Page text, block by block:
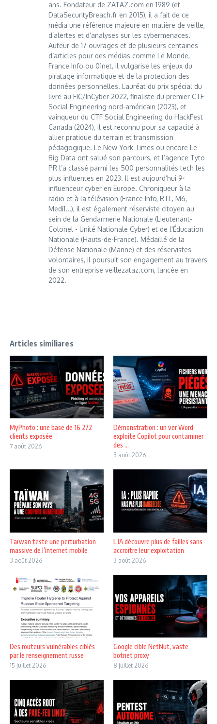
ans. Fondateur de ZATAZ.com en 1989 (et
DataSecurityBreach.fr en 2015), il a fait de ce
média une référence majeure en matière de veille,
d’alertes et d’analyses sur les cybermenaces.
Auteur de 17 ouvrages et de plusieurs centaines
d’articles pour des médias comme Le Monde,
France Info ou 01net, il vulgarise les enjeux du
piratage informatique et de la protection des
données personnelles. Lauréat du prix spécial du
livre au FIC/InCyber 2022, finaliste du premier CTF
Social Engineering nord-américain (2023), et
vainqueur du CTF Social Engineering du HackFest
Canada (2024), il est reconnu pour sa capacité à
allier pratique du terrain et transmission
pédagogique. Le New York Times ou encore Le
Big Data ont salué son parcours, et l’agence Tyto
PR l’a classé parmi les 500 personnalités tech les
plus influentes en 2023. Il est aujourd’hui 9ᵉ
influenceur cyber en Europe. Chroniqueur à la
radio et à la télévision (France Info, RTL, M6,
Medi1...), il est également réserviste citoyen au
sein de la Gendarmerie Nationale (Lieutenant-
Colonel - Unité Nationale Cyber) et de l'Éducation
Nationale (Hauts-de-France). Médaillé de la
Défense Nationale (Marine) et des réservistes
volontaires, il poursuit son engagement au travers
de son entreprise veillezataz.com, lancée en
2022.
Articles similiares
MyPhoto : une base de 16 272
clients exposée
7 août 2026
Démonstration : un ver Word
exploite Copilot pour contaminer
des ...
3 août 2026
Taïwan teste une perturbation
massive de l’internet mobile
3 août 2026
L’IA découvre plus de failles sans
accroître leur exploitation
3 août 2026
Des routeurs vulnérables ciblés
par le renseignement russe
15 juillet 2026
Google cible NetNut, vaste
botnet proxy
8 juillet 2026